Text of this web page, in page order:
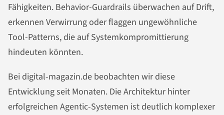
Fähigkeiten. Behavior-Guardrails überwachen auf Drift,
erkennen Verwirrung oder flaggen ungewöhnliche
Tool-Patterns, die auf Systemkompromittierung
hindeuten könnten.
Bei digital-magazin.de beobachten wir diese
Entwicklung seit Monaten. Die Architektur hinter
erfolgreichen Agentic-Systemen ist deutlich komplexer